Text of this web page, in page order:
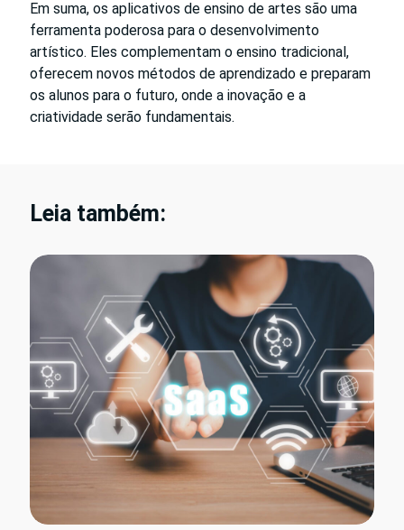
Em suma, os aplicativos de ensino de artes são uma
ferramenta poderosa para o desenvolvimento
artístico. Eles complementam o ensino tradicional,
oferecem novos métodos de aprendizado e preparam
os alunos para o futuro, onde a inovação e a
criatividade serão fundamentais.
Leia também: